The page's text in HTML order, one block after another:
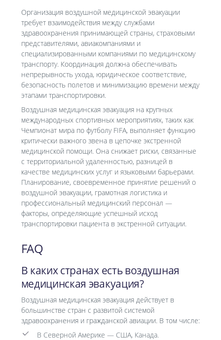
Организация воздушной медицинской эвакуации
требует взаимодействия между службами
здравоохранения принимающей страны, страховыми
представителями, авиакомпаниями и
специализированными компаниями по медицинскому
транспорту. Координация должна обеспечивать
непрерывность ухода, юридическое соответствие,
безопасность полетов и минимизацию времени между
этапами транспортировки.
Воздушная медицинская эвакуация на крупных
международных спортивных мероприятиях, таких как
Чемпионат мира по футболу FIFA, выполняет функцию
критически важного звена в цепочке экстренной
медицинской помощи. Она снижает риски, связанные
с территориальной удаленностью, разницей в
качестве медицинских услуг и языковыми барьерами.
Планирование, своевременное принятие решений о
воздушной эвакуации, грамотная логистика и
профессиональный медицинский персонал —
факторы, определяющие успешный исход
транспортировки пациента в экстренной ситуации.
FAQ
В каких странах есть воздушная
медицинская эвакуация?
Воздушная медицинская эвакуация действует в
большинстве стран с развитой системой
здравоохранения и гражданской авиации. В том числе:
В Северной Америке — США, Канада.